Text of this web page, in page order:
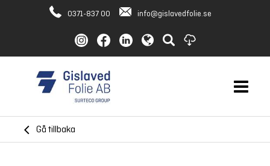
0371-837 00 info@gislavedfolie.se
Gå tillbaka